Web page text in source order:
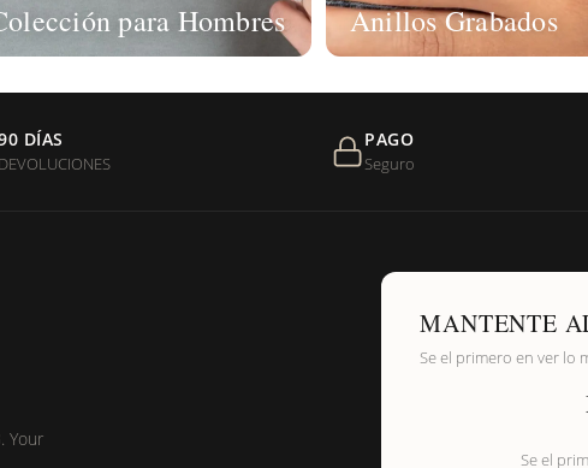
para Hombres Anillos Grabados
DÍAS
DEVOLUCIONES
PAGO
Seguro
Your
MANTENTE
Se el primero en ver lo
Se el